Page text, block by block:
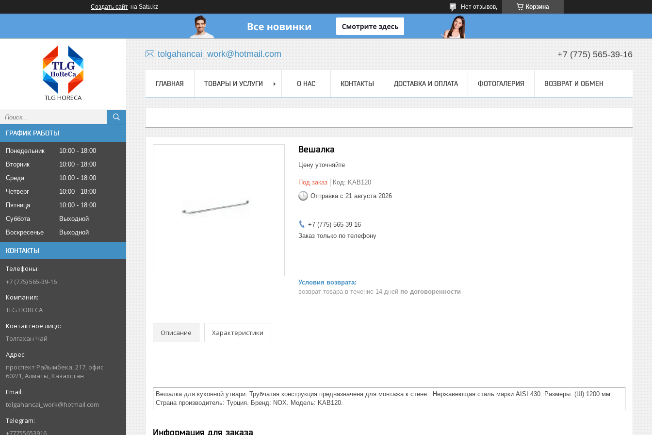
Создать сайт на Satu.kz Корзина
Нет отзывов,
TLG HORECA
ГРАФИК РАБОТЫ
Понедельник 10:00
18:00
Вторник
10:00
18:00
Среда
10:00
18:00
Четверг
10:00
18:00
Пятница
10:00
18:00
Суббота
Выходной
Воскресенье
Выходной
КОНТАКТЫ
+7 (775) 565-39-16
TLG HORECA
Толгахан Чай
проспект Райымбека, 217, офис
602/1, Алматы, Казахстан
tolgahancai_work@hotmail.com
+77755653916
tolgahancai_work@hotmail.com +7 (775) 565-39-16
ГЛАВНАЯ ТОВАРЫ И УСЛУГИ О НАС КОНТАКТЫ ДОСТАВКА И ОПЛАТА ФОТОГАЛЕРИЯ ВОЗВРАТ И ОБМЕН
Вешалка
Цену уточняйте
Под заказ Код: KAB120
Отправка с 21 августа 2026
+7 (775) 565-39-16
Заказ только по телефону
возврат товара в течение 14 дней по договоренности
Описание Характеристики
Вешалка для кухонной утвари. Трубчатая конструкция предназначена для монтажа к стене. Нержавеющая сталь марки AISI 430. Размеры: (Ш) 1200 мм.
Страна производитель: Турция. Бренд: NOX. Модель: KAB120.
Информация для заказа